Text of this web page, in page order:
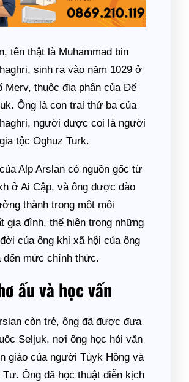
tên thật là Muhammad bin
sinh ra vào năm 1029 ở
Merv, thuộc địa phận của Đế
Ông là con trai thứ ba của
người được coi là người
tộc Oghuz Turk.
Alp Arslan có nguồn gốc từ
ở Ai Cập, và ông được đào
thành trong một môi
gia đình, thể hiện trong những
của ông khi xã hội của ông
đến mức chính thức.
ấu và học vấn
còn trẻ, ông đã được đưa
Seljuk, nơi ông học hỏi văn
giáo của người Tùyk Hồng và
Ông đã học thuật diễn kịch